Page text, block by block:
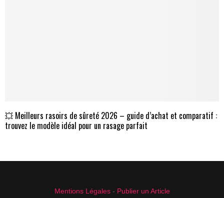
💥 Meilleurs rasoirs de sûreté 2026 – guide d’achat et comparatif :
trouvez le modèle idéal pour un rasage parfait
Mentions Légales- Publier un Article